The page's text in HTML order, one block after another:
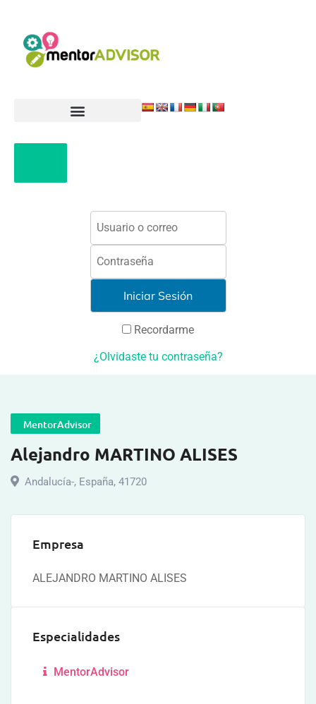
Recordarme
¿Olvidaste tu contraseña?
MentorAdvisor
Alejandro MARTINO ALISES
Andalucía-, España, 41720
Empresa
ALEJANDRO MARTINO ALISES
Especialidades
MentorAdvisor